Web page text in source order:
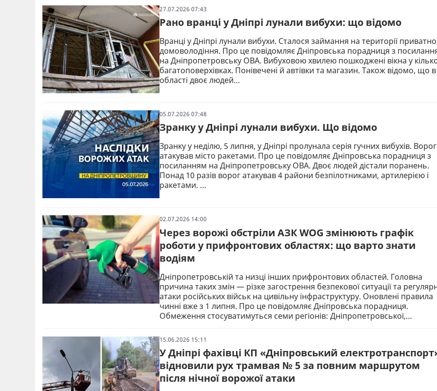
27.07.2026 07:43
Рано вранці у Дніпрі лунали вибухи: що відомо
Вранці у Дніпрі лунали вибухи. Сталося займання на території
домоволодіння. Про це повідомляє Дніпровська порадниця з
на Дніпропетровську ОВА. Вибуховою хвилею пошкоджені вікна у
багатоповерхівках. Понівечені й автівки та магазин. Також відомо, що в
області двоє людей…
05.07.2026 07:48
Зранку у Дніпрі лунали вибухи. Що відомо
Зранку у неділю, 5 липня, у Дніпрі пролунала серія гучних вибухів. Ворог
атакував місто ракетами. Про це повідомляє Дніпровська порадниця з
посиланням на Дніпропетровську ОВА. Двоє людей дістали поранень.
Понад 10 разів ворог атакував 4 райони безпілотниками, артилерією і
ракетами. …
02.07.2026 14:00
Через ворожі обстріли АЗК WOG змінюють графік
роботи у прифронтових областях: що варто знати
водіям
Дніпропетровській та низці інших прифронтових областей. Головна
причина таких змін — різке загострення безпекової ситуації та
атаки російських військ на цивільну інфраструктуру. Оновлені правила
чинні вже з 1 липня. Про це повідомляє Дніпровська порадниця.
Обмеження стосуватимуться семи регіонів: Дніпропетровської,…
15.06.2026 15:11
У Дніпрі фахівці КП «Дніпровський
відновили рух трамвая № 5 за повним маршрутом
після нічної ворожої атаки